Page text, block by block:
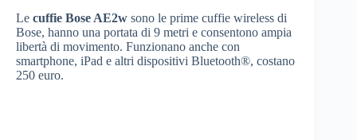
Le cuffie Bose AE2w sono le prime cuffie wireless di
Bose, hanno una portata di 9 metri e consentono ampia
libertà di movimento. Funzionano anche con
smartphone, iPad e altri dispositivi Bluetooth®, costano
250 euro.